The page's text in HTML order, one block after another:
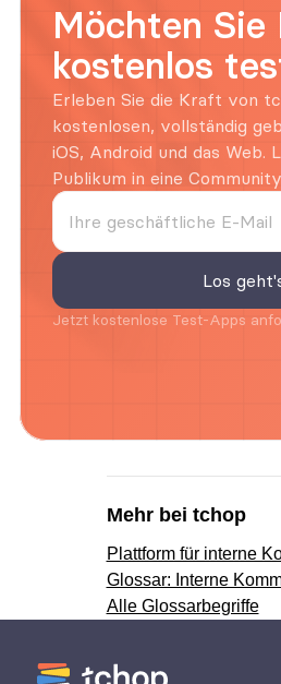
Möchten Sie
kostenlos
Erleben Sie die Kraft von
kostenlosen, vollständig
iOS, Android und das Web.
Publikum in eine
Jetzt kostenlose Test-Apps
Mehr bei tchop
Plattform für interne
Glossar: Interne
Alle Glossarbegriffe